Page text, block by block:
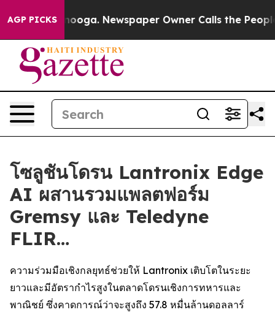
AGP PICKSNewspaper Owner Calls the People
โซลูชันโดรน Lantronix Edge
AI ผสานรวมแพลตฟอร์ม
Gremsy และ Teledyne
FLIR…
ความร่วมมือเชิงกลยุทธ์ช่วยให้ Lantronix เติบโตในระยะ
ยาวและมีอัตรากำไรสูงในตลาดโดรนเชิงการทหารและ
พาณิชย์ ซึ่งคาดการณ์ว่าจะสูงถึง 57.8 หมื่นล้านดอลลาร์